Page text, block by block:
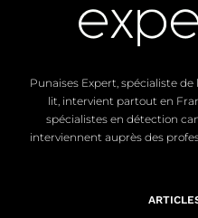
Punaises Expert, spécialiste
lit, intervient partout en
spécialistes en détection
interviennent auprès des